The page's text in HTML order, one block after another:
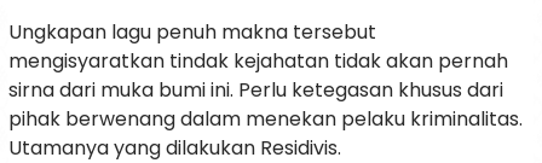
Ungkapan lagu penuh makna tersebut
mengisyaratkan tindak kejahatan tidak akan pernah
sirna dari muka bumi ini. Perlu ketegasan khusus dari
pihak berwenang dalam menekan pelaku kriminalitas.
Utamanya yang dilakukan Residivis.